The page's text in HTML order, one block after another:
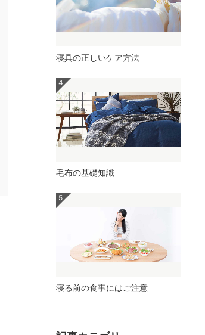
寝具の正しいケア方法
毛布の基礎知識
寝る前の食事にはご注意